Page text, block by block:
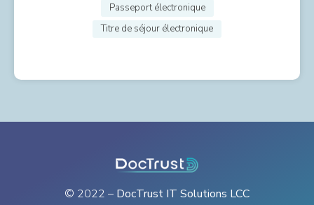
Passeport électronique
Titre de séjour électronique
© 2022 – DocTrust IT Solutions LCC